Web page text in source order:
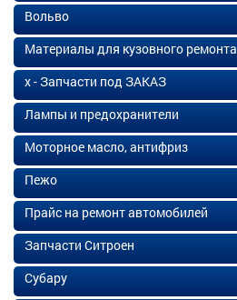
Вольво
Материалы для кузовного ремонта
х - Запчасти под ЗАКАЗ
Лампы и предохранители
Моторное масло, антифриз
Пежо
Прайс на ремонт автомобилей
Запчасти Ситроен
Субару